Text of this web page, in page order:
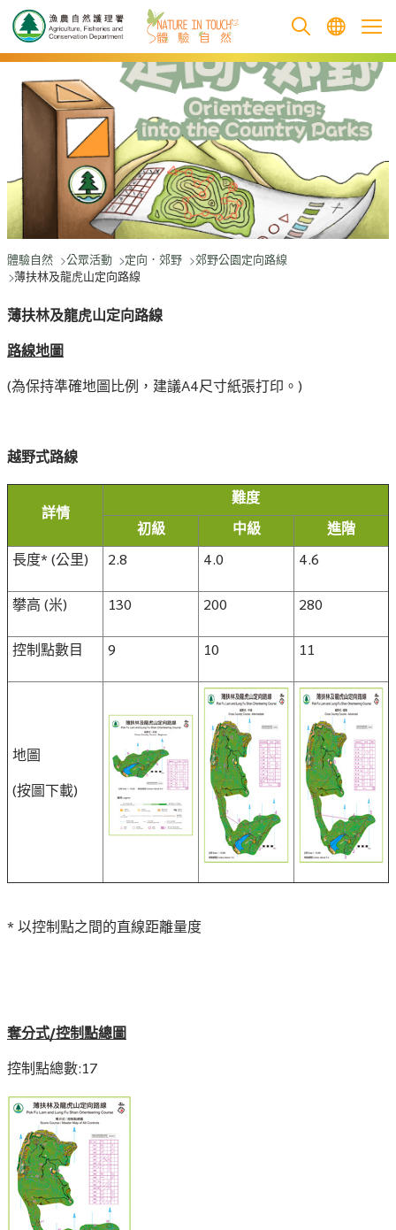
跳至主要內容
體驗自然 公眾活動 定向．郊野 郊野公園定向路線
薄扶林及龍虎山定向路線
薄扶林及龍虎山定向路線
路線地圖
(為保持準確地圖比例，建議A4尺寸紙張打印。)
越野式路線
詳情
難度
初級
中級
進階
長度* (公里)
2.8 4.0
4.6
攀高 (米)
130 200
280
控制點數目
9 10 11
地圖
(按圖下載)
* 以控制點之間的直線距離量度
奪分式/控制點總圖
控制點總數:17